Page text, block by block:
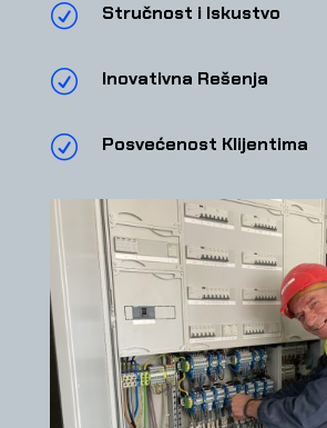
R Stručnost i Iskustvo
R Inovativna Rešenja
R Posvećenost Klijentima